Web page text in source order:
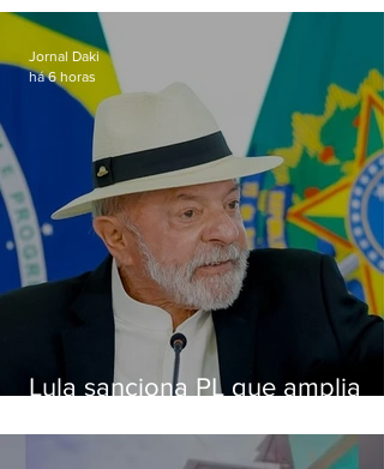
Lula sanciona PL que amplia
crianças
Jornal Daki
há 6 horas